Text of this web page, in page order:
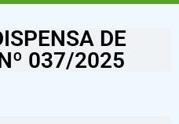
DE
037/2025